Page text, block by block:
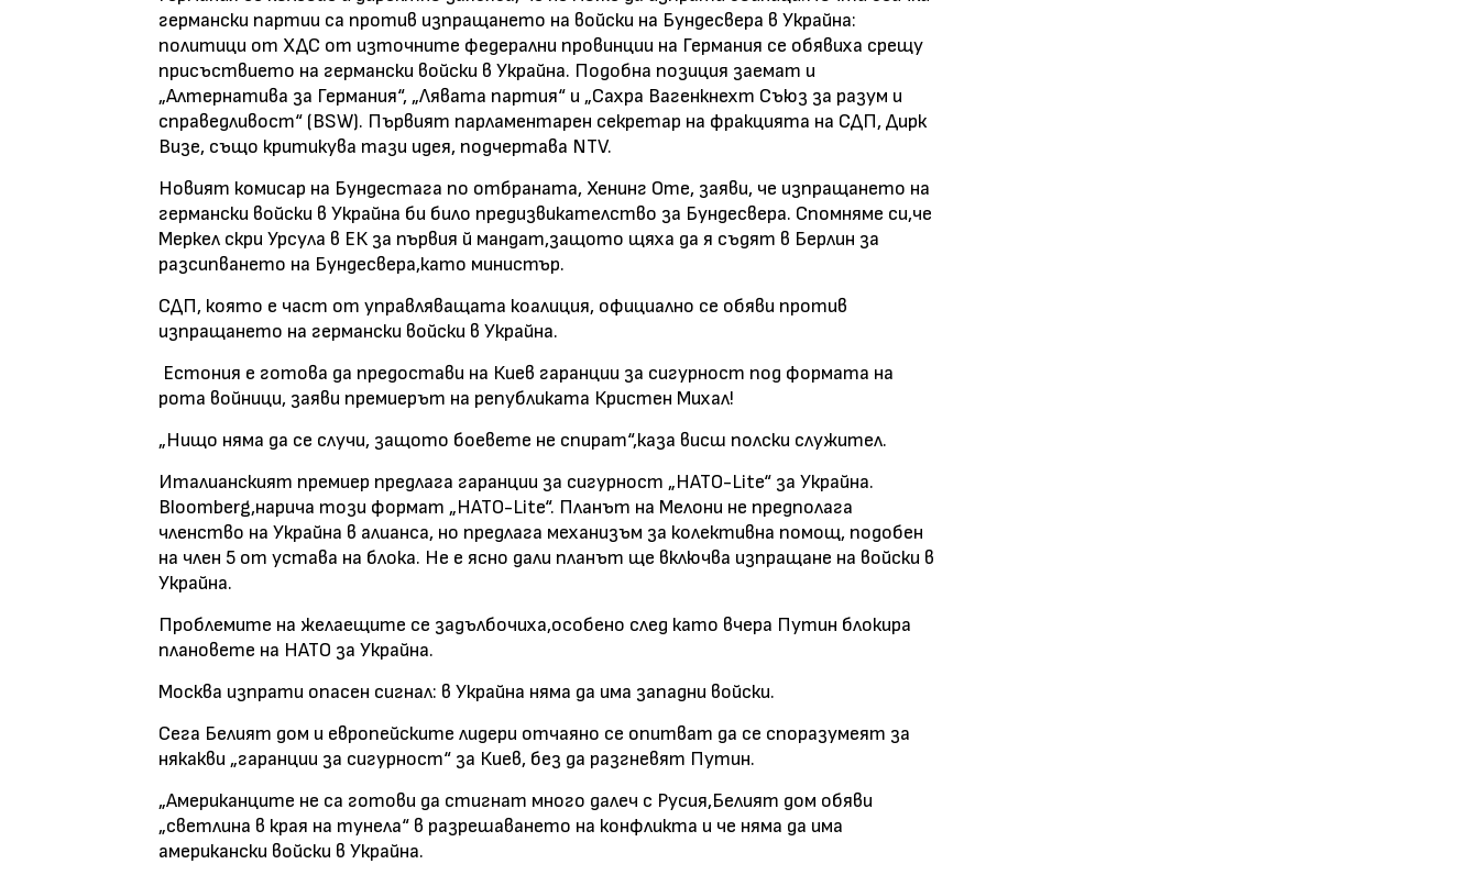
германски партии са против изпращането на войски на Бундесвера в Украйна:
политици от ХДС от източните федерални провинции на Германия се обявиха срещу
присъствието на германски войски в Украйна. Подобна позиция заемат и
„Алтернатива за Германия“, „Лявата партия“ и „Сахра Вагенкнехт Съюз за разум и
справедливост“ (BSW). Първият парламентарен секретар на фракцията на СДП, Дирк
Визе, също критикува тази идея, подчертава NTV.
Новият комисар на Бундестага по отбраната, Хенинг Оте, заяви, че изпращането на
германски войски в Украйна би било предизвикателство за Бундесвера. Спомняме си,че
Меркел скри Урсула в ЕК за първия й мандат,защото щяха да я съдят в Берлин за
разсипването на Бундесвера,като министър.
СДП, която е част от управляващата коалиция, официално се обяви против
изпращането на германски войски в Украйна.
Естония е готова да предостави на Киев гаранции за сигурност под формата на
рота войници, заяви премиерът на републиката Кристен Михал!
„Нищо няма да се случи, защото боевете не спират“,каза висш полски служител.
Италианският премиер предлага гаранции за сигурност „НАТО-Lite“ за Украйна.
Bloomberg,нарича този формат „НАТО-Lite“. Планът на Мелони не предполага
членство на Украйна в алианса, но предлага механизъм за колективна помощ, подобен
на член 5 от устава на блока. Не е ясно дали планът ще включва изпращане на войски в
Украйна.
Проблемите на желаещите се задълбочиха,особено след като вчера Путин блокира
плановете на НАТО за Украйна.
Москва изпрати опасен сигнал: в Украйна няма да има западни войски.
Сега Белият дом и европейските лидери отчаяно се опитват да се споразумеят за
някакви „гаранции за сигурност“ за Киев, без да разгневят Путин.
„Американците не са готови да стигнат много далеч с Русия,Белият дом обяви
„светлина в края на тунела“ в разрешаването на конфликта и че няма да има
американски войски в Украйна.